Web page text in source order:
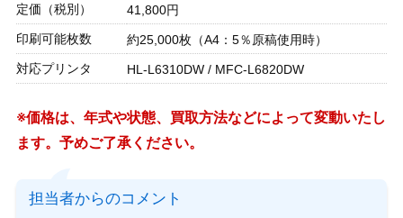
定価（税別）
41,800円
印刷可能枚数
約25,000枚（A4：5％原稿使用時）
対応プリンタ
HL-L6310DW / MFC-L6820DW
※価格は、年式や状態、買取方法などによって変動いたし
ます。予めご了承ください。
担当者からのコメント